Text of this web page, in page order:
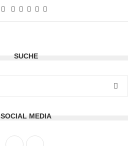
SUCHE
SOCIAL MEDIA